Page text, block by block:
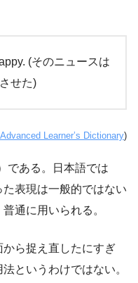
(そのニュースは
せた)
Learner’s Dictionary)
である。日本語では
表現は一般的ではない
通に用いられる。
ら捉え直したにすぎ
というわけではない。